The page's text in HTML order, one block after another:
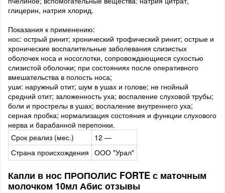
глицерин, натрия хлорид.
Показания к применению:
нос: острый ринит; хронический трофический ринит; острые и
хронические воспалительные заболевания слизистых
оболочек носа и носоглотки, сопровождающиеся сухостью
слизистой оболочки; при состояниях после оперативного
вмешательства в полость носа;
уши: наружный отит; шум в ушах и голове; не гнойный
средний отит; заложенность уха; воспаление слуховой трубы;
боли и прострелы в ушах; воспаление внутреннего уха;
серная пробка; нормализация состояния и функции слухового
нерва и барабанной перепонки.
Срок реализ (мес.)
12 —
Страна происхождения ООО "Урал"
Капли в нос ПРОПОЛИС FORTE с маточным
молочком 10мл Абис отзывы